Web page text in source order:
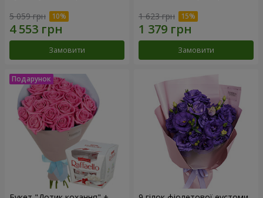
5 059 грн
Замовити
1 623 грн
Замовити